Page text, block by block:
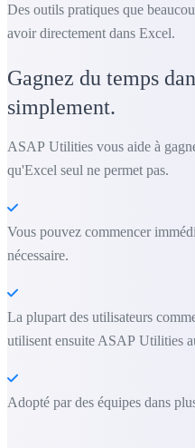
Des outils pratiques que
avoir directement dans Excel.
Gagnez du temps
simplement.
ASAP Utilities vous aide à
qu'Excel seul ne permet pas.
Vous pouvez commencer
nécessaire.
La plupart des utilisateurs
utilisent ensuite ASAP Utilities
Adopté par des équipes dans